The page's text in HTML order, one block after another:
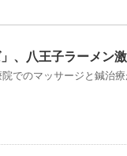
、八王子ラーメン
でのマッサージと鍼治療